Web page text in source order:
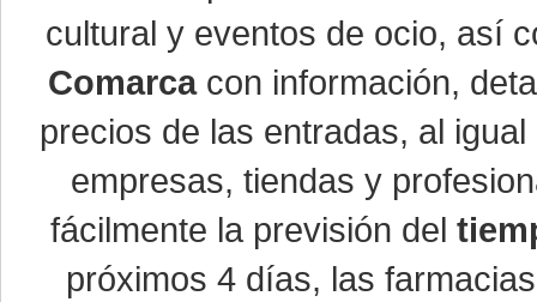
cultural y eventos de ocio, así
Comarcacon información,
precios de las entradas, al
empresas, tiendas y
fácilmente la previsión del
próximos 4 días, las